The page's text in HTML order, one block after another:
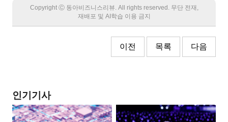
Copyright Ⓒ 동아비즈니스리뷰. All rights reserved. 무단 전재,
재배포 및 AI학습 이용 금지
이전 목록 다음
인기기사